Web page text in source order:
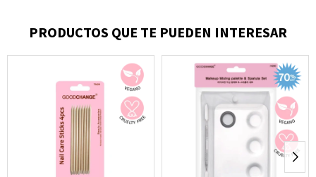
PRODUCTOS QUE TE PUEDEN INTERESAR